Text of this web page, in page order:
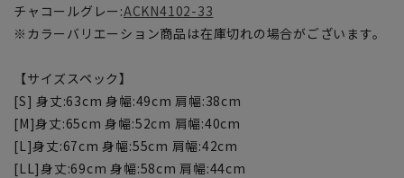
チャコールグレー:ACKN4102-33
※カラーバリエーション商品は在庫切れの場合がございます。
【サイズスペック】
[S] 身丈:63cm 身幅:49cm 肩幅:38cm
[M]身丈:65cm 身幅:52cm 肩幅:40cm
[L]身丈:67cm 身幅:55cm 肩幅:42cm
[LL]身丈:69cm 身幅:58cm 肩幅:44cm